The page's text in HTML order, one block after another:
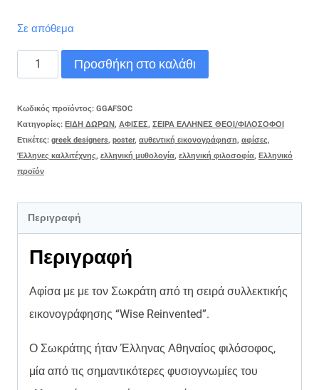
Σε απόθεμα
ΑΦΙΣΑ-
ΣΩΚΡΑΤΗΣ
ποσότητα
Προσθήκη στο καλάθι
Κωδικός προϊόντος: GGAFSOC
Κατηγορίες: ΕΙΔΗ ΔΩΡΩΝ, ΑΦΙΣΕΣ, ΣΕΙΡΑ ΕΛΛΗΝΕΣ ΘΕΟΙ/ΦΙΛΟΣΟΦΟΙ
Ετικέτες: greek designers, poster, αυθεντική εικονογράφηση, αφίσες,
Έλληνες καλλιτέχνης, ελληνική μυθολογία, ελληνική φιλοσοφία, Ελληνικό
προϊόν
Περιγραφή
Περιγραφή
Αφίσα με με τον Σωκράτη από τη σειρά συλλεκτικής
εικονογράφησης “Wise Reinvented”.
Ο Σωκράτης ήταν Έλληνας Αθηναίος φιλόσοφος,
μία από τις σημαντικότερες φυσιογνωμίες του